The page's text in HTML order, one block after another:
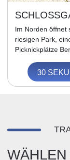
Im Norden öffnet
riesigen Park,
Picknickplätze
30